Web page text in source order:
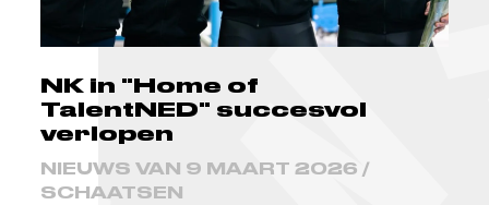
NK in "Home of
TalentNED" succesvol
verlopen
NIEUWS VAN 9 MAART 2026 /
SCHAATSEN